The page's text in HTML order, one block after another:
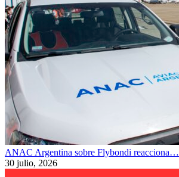
ANAC Argentina sobre Flybondi reacciona…
30 julio, 2026